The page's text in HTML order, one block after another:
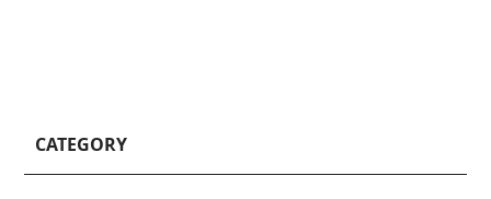
CATEGORY